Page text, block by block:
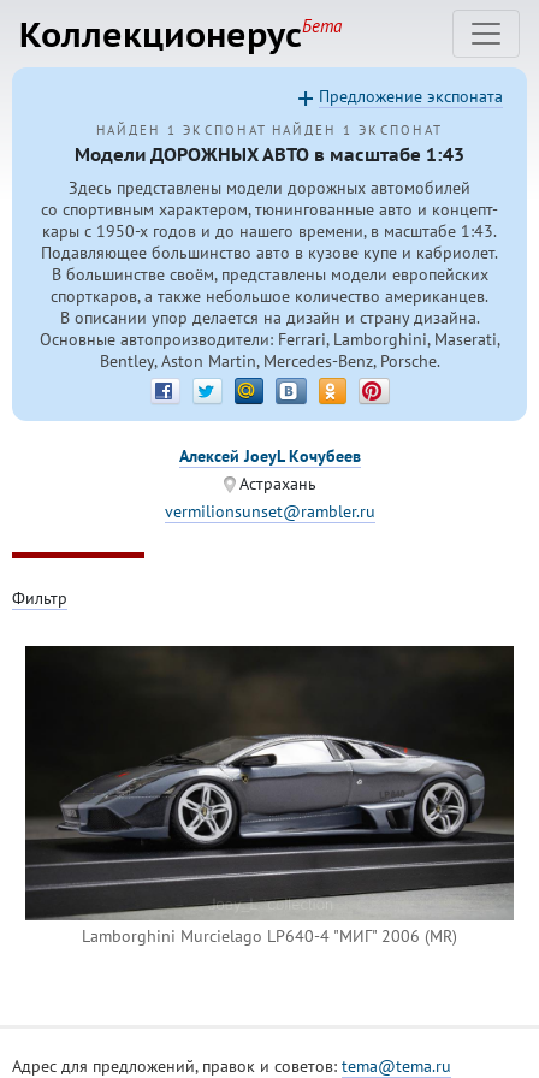
КоллекционерусБета
НАЙДЕН 1 ЭКСПОНАТ НАЙДЕН 1 ЭКСПОНАТ
Модели ДОРОЖНЫХ АВТО в масштабе 1:43
Здесь представлены модели дорожных автомобилей
со спортивным характером, тюнингованные авто и концепт-
кары с 1950-х годов и до нашего времени, в масштабе 1:43.
Подавляющее большинство авто в кузове купе и кабриолет.
В большинстве своём, представлены модели европейских
спорткаров, а также небольшое количество американцев.
В описании упор делается на дизайн и страну дизайна.
Основные автопроизводители: Ferrari, Lamborghini, Maserati,
Bentley, Aston Martin, Mercedes-Benz, Porsche.
Предложение экспоната
Алексей JoeyL Кочубеев
Астрахань
vermilionsunset@rambler.ru
Lamborghini Murcielago LP640-4 "МИГ" 2006 (MR)
Фильтр
Адрес для предложений, правок и советов: tema@tema.ru